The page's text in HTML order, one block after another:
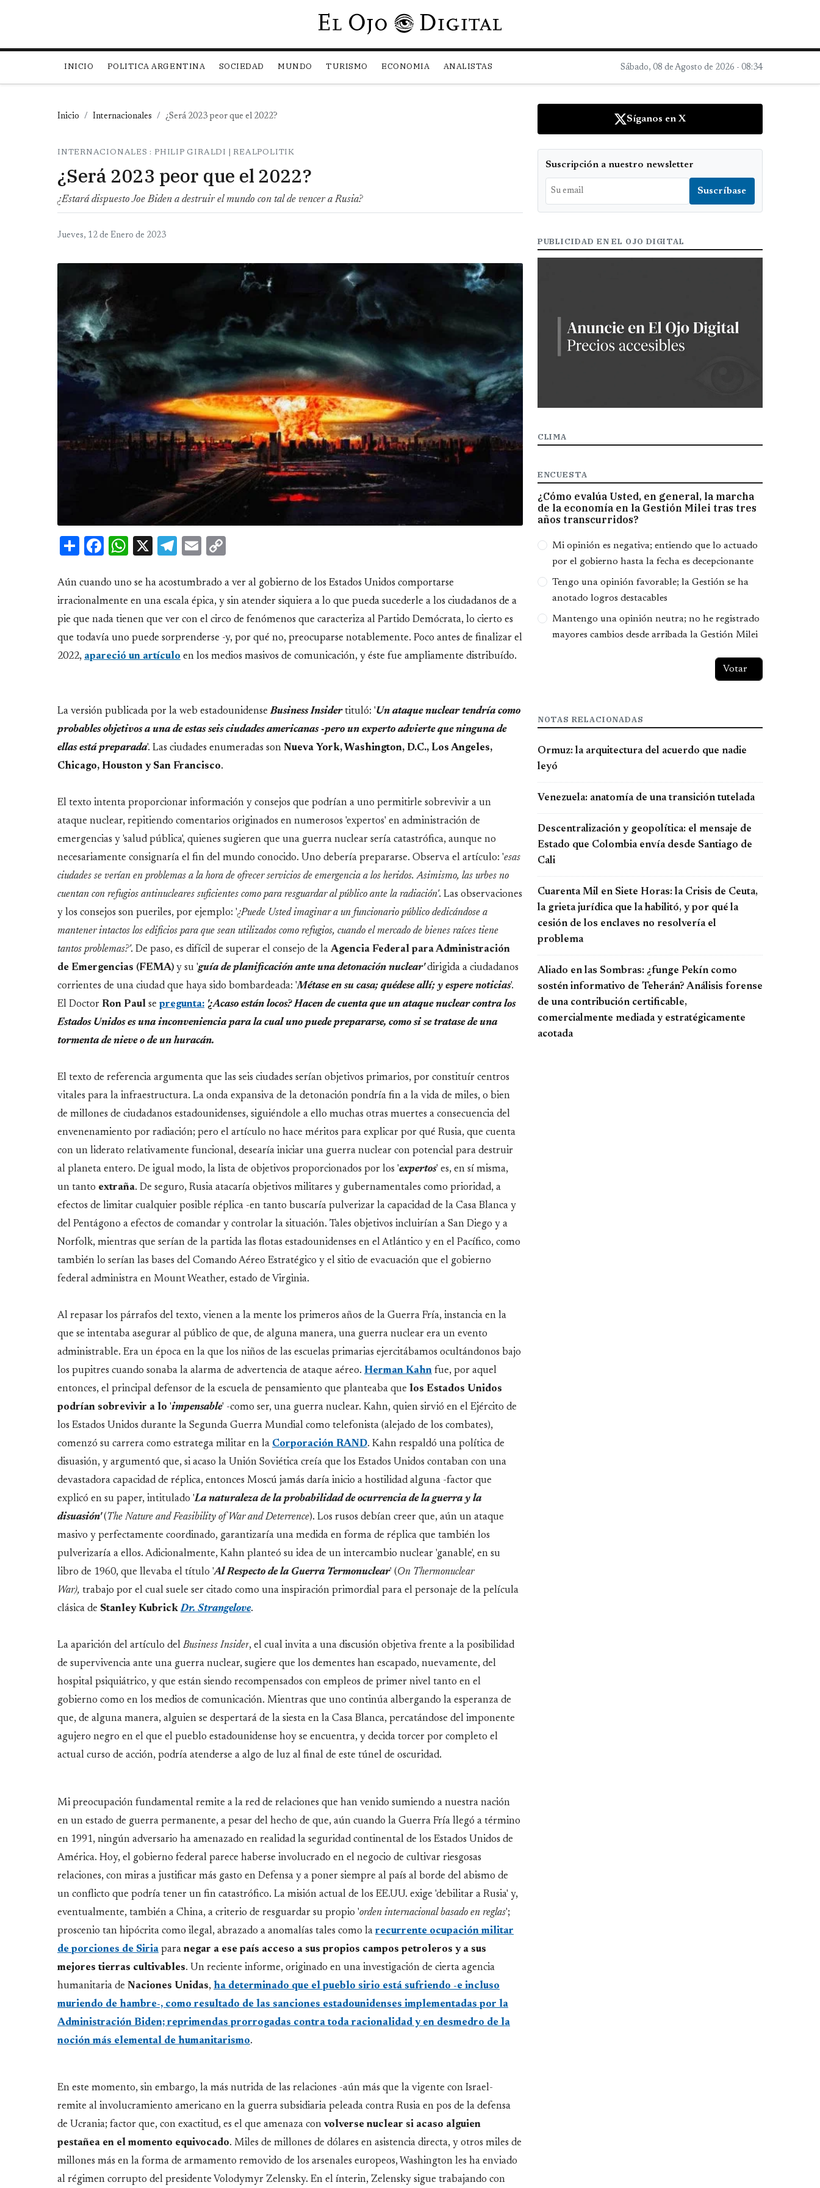
Pasar al contenido principal
INICIO POLITICA ARGENTINA SOCIEDAD MUNDO TURISMO ECONOMIA ANALISTAS Sábado, 08 de Agosto de 2026 - 08:34
Inicio Internacionales ¿Será 2023 peor que el 2022?
INTERNACIONALES : PHILIP GIRALDI | REALPOLITIK
¿Será 2023 peor que el 2022?
¿Estará dispuesto Joe Biden a destruir el mundo con tal de vencer a Rusia?
Jueves, 12 de Enero de 2023
ShareFacebook
WhatsApp
X Telegram
Email
Aún cuando uno se ha acostumbrado a ver al gobierno de los Estados Unidos comportarse
irracionalmente en una escala épica, y sin atender siquiera a lo que pueda sucederle a los ciudadanos de a
pie que nada tienen que ver con el circo de fenómenos que caracteriza al Partido Demócrata, lo cierto es
que todavía uno puede sorprenderse -y, por qué no, preocuparse notablemente. Poco antes de finalizar el
2022, apareció un artículo en los medios masivos de comunicación, y éste fue ampliamente distribuído.
La versión publicada por la web estadounidenseBusiness Insidertituló: 'Un ataque nuclear tendría como
probables objetivos a una de estas seis ciudades americanas -pero un experto advierte que ninguna de
ellas está preparada'. Las ciudades enumeradas son Nueva York, Washington, D.C., Los Angeles,
Chicago, Houston y San Francisco.
El texto intenta proporcionar información y consejos que podrían a uno permitirle sobrevivir a un
ataque nuclear, repitiendo comentarios originados en numerosos 'expertos' en administración de
emergencias y 'salud pública', quienes sugieren que una guerra nuclear sería catastrófica, aunque no
necesariamente consignaría el fin del mundo conocido. Uno debería prepararse. Observa el artículo: 'esas
ciudades se verían en problemas a la hora de ofrecer servicios de emergencia a los heridos. Asimismo, las urbes no
cuentan con refugios antinucleares suficientes como para resguardar al público ante la radiación'. Las observaciones
y los consejos son pueriles, por ejemplo: '¿Puede Usted imaginar a un funcionario público dedicándose a
mantener intactos los edificios para que sean utilizados como refugios, cuando el mercado de bienes raíces tiene
tantos problemas?'. De paso, es difícil de superar el consejo de la Agencia Federal para Administración
de Emergencias (FEMA) y su 'guía de planificación ante una detonación nuclear'dirigida a ciudadanos
corrientes de una ciudad que haya sido bombardeada: 'Métase en su casa; quédese allí; y espere noticias'.
El Doctor Ron Paul se pregunta: '¿Acaso están locos? Hacen de cuenta que un ataque nuclear contra los
Estados Unidos es una inconveniencia para la cual uno puede prepararse, como si se tratase de una
tormenta de nieve o de un huracán'.
El texto de referencia argumenta que las seis ciudades serían objetivos primarios, por constituír centros
vitales para la infraestructura. La onda expansiva de la detonación pondría fin a la vida de miles, o bien
de millones de ciudadanos estadounidenses, siguiéndole a ello muchas otras muertes a consecuencia del
envenenamiento por radiación; pero el artículo no hace méritos para explicar por qué Rusia, que cuenta
con un liderato relativamente funcional, desearía iniciar una guerra nuclear con potencial para destruir
al planeta entero. De igual modo, la lista de objetivos proporcionados por los 'expertos' es, en sí misma,
un tanto extraña. De seguro, Rusia atacaría objetivos militares y gubernamentales como prioridad, a
efectos de limitar cualquier posible réplica -en tanto buscaría pulverizar la capacidad de la Casa Blanca y
del Pentágono a efectos de comandar y controlar la situación. Tales objetivos incluirían a San Diego y a
Norfolk, mientras que serían de la partida las flotas estadounidenses en el Atlántico y en el Pacífico, como
también lo serían las bases del Comando Aéreo Estratégico y el sitio de evacuación que el gobierno
federal administra en Mount Weather, estado de Virginia.
Al repasar los párrafos del texto, vienen a la mente los primeros años de la Guerra Fría, instancia en la
que se intentaba asegurar al público de que, de alguna manera, una guerra nuclear era un evento
administrable. Era un época en la que los niños de las escuelas primarias ejercitábamos ocultándonos bajo
los pupitres cuando sonaba la alarma de advertencia de ataque aéreo. Herman Kahn fue, por aquel
entonces, el principal defensor de la escuela de pensamiento que planteaba que los Estados Unidos
podrían sobrevivir a lo 'impensable' -como ser, una guerra nuclear. Kahn, quien sirvió en el Ejército de
los Estados Unidos durante la Segunda Guerra Mundial como telefonista (alejado de los combates),
comenzó su carrera como estratega militar en la Corporación RAND. Kahn respaldó una política de
disuasión, y argumentó que, si acaso la Unión Soviética creía que los Estados Unidos contaban con una
devastadora capacidad de réplica, entonces Moscú jamás daría inicio a hostilidad alguna -factor que
explicó en su paper, intitulado 'La naturaleza de la probabilidad de ocurrencia de la guerra y la
disuasión'( The Nature and Feasibility of War and Deterrence). Los rusos debían creer que, aún un ataque
masivo y perfectamente coordinado, garantizaría una medida en forma de réplica que también los
pulverizaría a ellos. Adicionalmente, Kahn planteó su idea de un intercambio nuclear 'ganable', en su
libro de 1960, que llevaba el título 'Al Respecto de la Guerra Termonuclear' (On Thermonuclear
War), trabajo por el cual suele ser citado como una inspiración primordial para el personaje de la película
clásica de Stanley KubrickDr. Strangelove.
La aparición del artículo delBusiness Insider, el cual invita a una discusión objetiva frente a la posibilidad
de supervivencia ante una guerra nuclear, sugiere que los dementes han escapado, nuevamente, del
hospital psiquiátrico, y que están siendo recompensados con empleos de primer nivel tanto en el
gobierno como en los medios de comunicación. Mientras que uno continúa albergando la esperanza de
que, de alguna manera, alguien se despertará de la siesta en la Casa Blanca, percatándose del imponente
agujero negro en el que el pueblo estadounidense hoy se encuentra, y decida torcer por completo el
actual curso de acción, podría atenderse a algo de luz al final de este túnel de oscuridad.
Mi preocupación fundamental remite a la red de relaciones que han venido sumiendo a nuestra nación
en un estado de guerra permanente, a pesar del hecho de que, aún cuando la Guerra Fría llegó a término
en 1991, ningún adversario ha amenazado en realidad la seguridad continental de los Estados Unidos de
América. Hoy, el gobierno federal parece haberse involucrado en el negocio de cultivar riesgosas
relaciones, con miras a justificar más gasto en Defensa y a poner siempre al país al borde del abismo de
un conflicto que podría tener un fin catastrófico. La misión actual de los EE.UU. exige 'debilitar a Rusia' y,
eventualmente, también a China, a criterio de resguardar su propio 'orden internacional basado en reglas';
proscenio tan hipócrita como ilegal, abrazado a anomalías tales como la recurrente ocupación militar
de porciones de Siria para negar a ese país acceso a sus propios campos petroleros y a sus
mejores tierras cultivables. Un reciente informe, originado en una investigación de cierta agencia
humanitaria de Naciones Unidas, ha determinado que el pueblo sirio está sufriendo -e incluso
muriendo de hambre-, como resultado de las sanciones estadounidenses implementadas por la
Administración Biden; reprimendas prorrogadas contra toda racionalidad y en desmedro de la
noción más elemental de humanitarismo.
En este momento, sin embargo, la más nutrida de las relaciones -aún más que la vigente con Israel-
remite al involucramiento americano en la guerra subsidiaria peleada contra Rusia en pos de la defensa
de Ucrania; factor que, con exactitud, es el que amenaza con volverse nuclear si acaso alguien
pestañea en el momento equivocado. Miles de millones de dólares en asistencia directa, y otros miles de
millones más en la forma de armamento removido de los arsenales europeos, Washington les ha enviado
al régimen corrupto del presidente Volodymyr Zelensky. En el ínterin, Zelensky sigue trabajando con
Síganos en X
Suscripción a nuestro newsletter
PUBLICIDAD EN EL OJO DIGITAL
CLIMA
ENCUESTA
¿Cómo evalúa Usted, en general, la marcha
de la economía en la Gestión Milei tras tres
años transcurridos?
Opciones
Mi opinión es negativa; entiendo que lo actuado
por el gobierno hasta la fecha es decepcionante
Tengo una opinión favorable; la Gestión se ha
anotado logros destacables
Mantengo una opinión neutra; no he registrado
mayores cambios desde arribada la Gestión Milei
NOTAS RELACIONADAS
Ormuz: la arquitectura del acuerdo que nadie
leyó
Venezuela: anatomía de una transición tutelada
Descentralización y geopolítica: el mensaje de
Estado que Colombia envía desde Santiago de
Cali
Cuarenta Mil en Siete Horas: la Crisis de Ceuta,
la grieta jurídica que la habilitó, y por qué la
cesión de los enclaves no resolvería el
problema
Aliado en las Sombras: ¿funge Pekín como
sostén informativo de Teherán? Análisis forense
de una contribución certificable,
comercialmente mediada y estratégicamente
acotada